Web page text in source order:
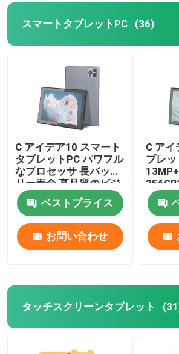
スマートタブレットPC (36)
C アイデア10 スマート
タブレットPC パワフル
なプロセッサ 長バッテ
リー寿命 高品質のビジ
ュアル CM8000プラス
ベストプライス
お問い合わせ
C アイ
ブレッ
質 IPS
タッチスクリーンタブレット